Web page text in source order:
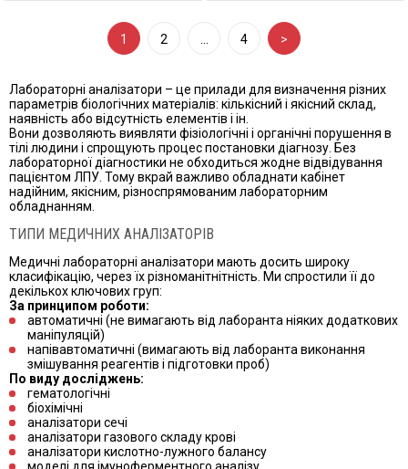
1 2 4 >
Лабораторні аналізатори – це прилади для визначення різних
параметрів біологічних матеріалів: кількісний і якісний склад,
наявність або відсутність елементів і ін.
Вони дозволяють виявляти фізіологічні і органічні порушення в
тілі людини і спрощують процес постановки діагнозу. Без
лабораторної діагностики не обходиться жодне відвідування
пацієнтом ЛПУ. Тому вкрай важливо обладнати кабінет
надійним, якісним, різноспрямованим лабораторним
обладнанням.
ТИПИ МЕДИЧНИХ АНАЛІЗАТОРІВ
Медичні лабораторні аналізатори мають досить широку
класифікацію, через їх різноманітнітність. Ми спростили її до
декількох ключових груп:
За принципом роботи:
автоматичні (не вимагають від лаборанта ніяких додаткових
маніпуляцій)
напівавтоматичні (вимагають від лаборанта виконання
змішування реагентів і підготовки проб)
По виду досліджень:
гематологічні
біохімічні
аналізатори сечі
аналізатори газового складу крові
аналізатори кислотно-лужного балансу